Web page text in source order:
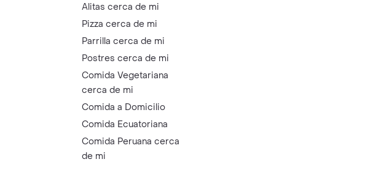
Alitas cerca de mi
Pizza cerca de mi
Parrilla cerca de mi
Postres cerca de mi
Comida Vegetariana
cerca de mi
Comida a Domicilio
Comida Ecuatoriana
Comida Peruana cerca
de mi